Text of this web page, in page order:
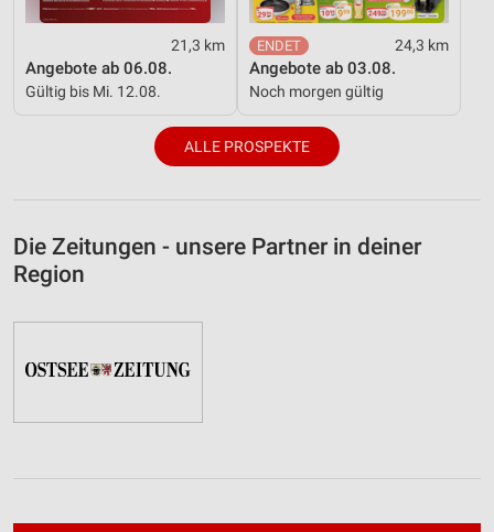
21,3 km
Angebote ab 06.08.
Gültig bis Mi. 12.08.
24,3 km
Angebote ab 03.08.
Noch morgen gültig
ALLE PROSPEKTE
Die Zeitungen - unsere Partner in deiner
Region